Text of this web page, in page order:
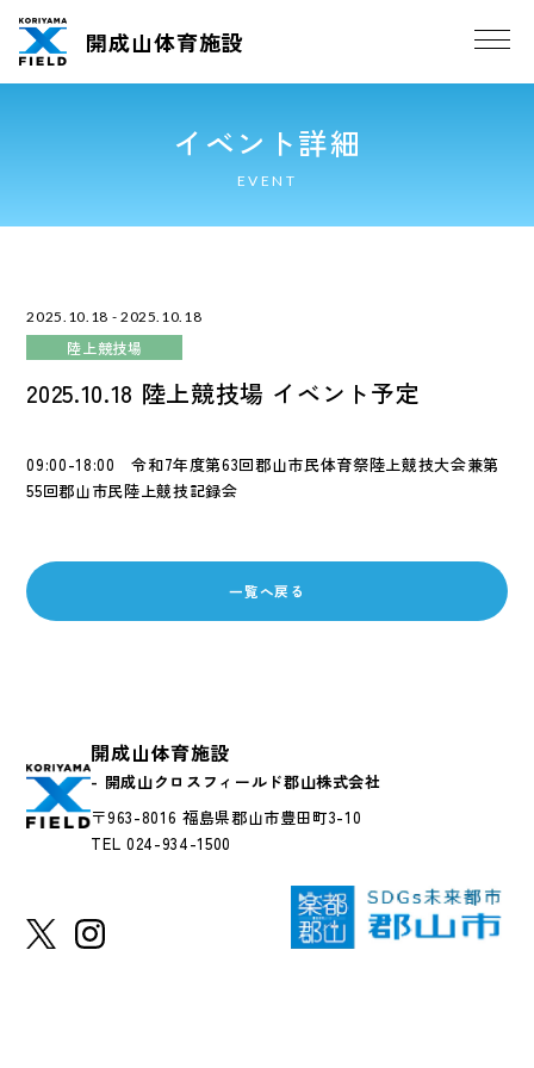
開成山体育施設
イベント詳細
EVENT
2025.10.18 - 2025.10.18
陸上競技場
2025.10.18 陸上競技場 イベント予定
09:00-18:00 令和7年度第63回郡山市民体育祭陸上競技大会兼第
55回郡山市民陸上競技記録会
一覧へ戻る
開成山体育施設
- 開成山クロスフィールド郡山株式会社
〒963-8016 福島県郡山市豊田町3-10
TEL 024-934-1500